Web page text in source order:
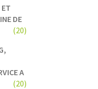
DE
(20)
A
(20)